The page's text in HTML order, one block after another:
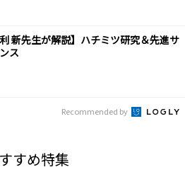
利 新先生が解説】ハチミツ研究＆先進サ
ス
Recommended by
すめ特集